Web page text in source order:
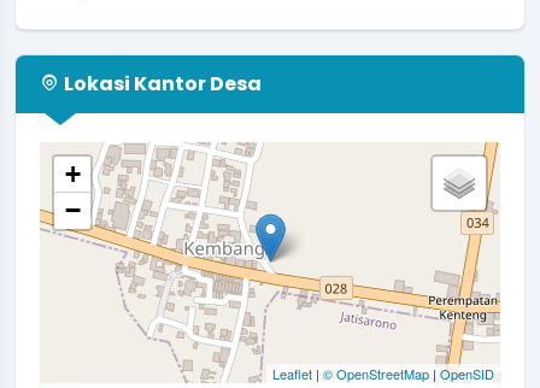
Lokasi Kantor Desa
+
−
Leaflet | © OpenStreetMap | OpenSID